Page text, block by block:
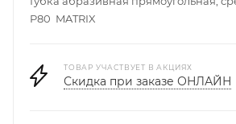
P80 MATRIX
ТОВАР УЧАСТВУЕТ В АКЦИЯХ
Скидка при заказе ОНЛАЙН